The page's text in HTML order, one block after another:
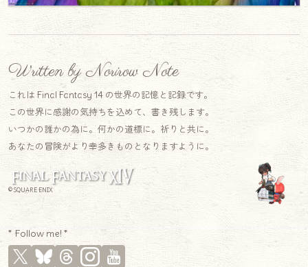
Written by Norirow Note
これは Final Fantasy 14 の世界の記憶と記録です。
この世界に感謝の気持ちを込めて、書き残します。
いつかの誰かの為に。何かの道標に。祈りと共に。
あなたの冒険がより幸多きものとなりますように。
© SQUARE ENIX
* Follow me! *